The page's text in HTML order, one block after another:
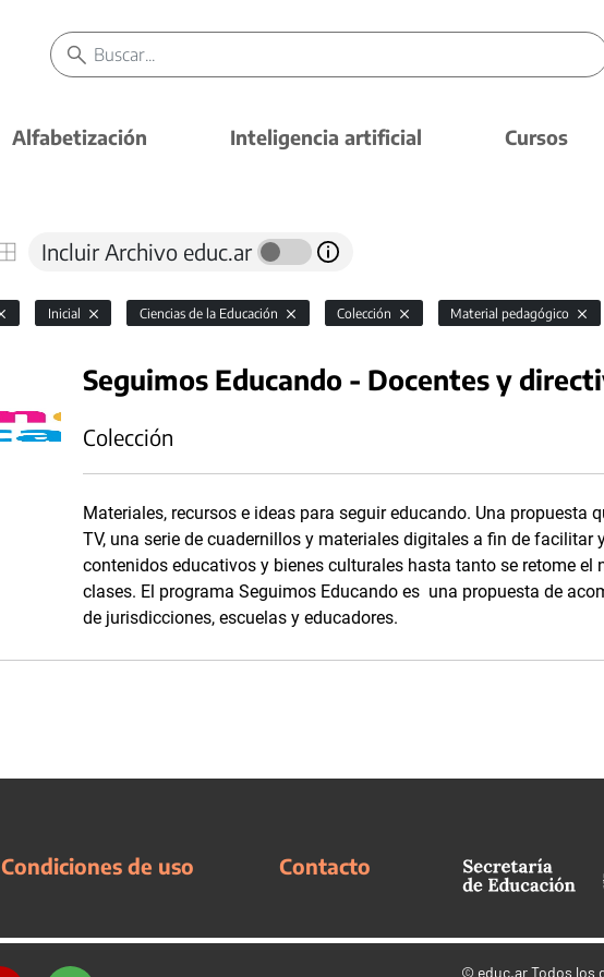
Alfabetización Inteligencia artificial Cursos
Incluir Archivo educ.ar
Inicial Ciencias de la Educación Colección Material pedagógico
Seguimos Educando - Docentes y
Colección
Materiales, recursos e ideas para seguir educando. Una propuesta
TV, una serie de cuadernillos y materiales digitales a fin de facilitar
contenidos educativos y bienes culturales hasta tanto se retome
clases. El programa Seguimos Educando es una propuesta de
de jurisdicciones, escuelas y educadores.
Condiciones de uso Contacto
© educ.arTodos los